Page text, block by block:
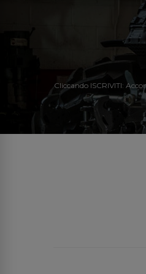
Cliccando ISCRIVITI: